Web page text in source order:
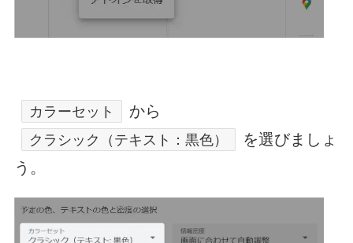
カラーセット から
クラシック（テキスト：黒色）
を選びましょ
う。